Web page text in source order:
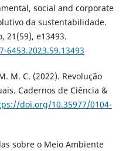
social and corporate
da sustentabilidade.
21(59), e13493.
M. C. (2022). Revolução
Cadernos de Ciência &
doi.org/10.35977/0104-
sobre o Meio Ambiente